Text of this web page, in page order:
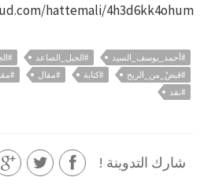
hattemali/4h3d6kk4ohum
#أحمد_يوسف_السيد #الجيل_الصاعد
#قبضٌ_من_الريح
#كتابة #مقال
#نقد
شارك التدوينة !